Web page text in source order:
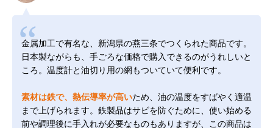
金属加工で有名な、新潟県の燕三条でつくられた商品です。
日本製ながらも、手ごろな価格で購入できるのがうれしいと
ころ。温度計と油切り用の網もついていて便利です。
素材は鉄で、熱伝導率が高いため、油の温度をすばやく適温
まで上げられます。鉄製品はサビを防ぐために、使い始める
前や調理後に手入れが必要なものもありますが、この商品は